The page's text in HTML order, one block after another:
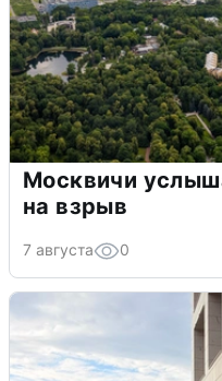
Москвичи
на взрыв
7 августа 0